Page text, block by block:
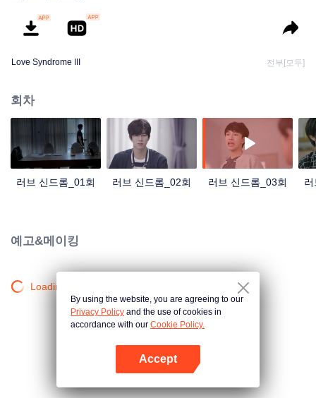
Love Syndrome III 전부[모두]
회차
러브 신드롬_01회 러브 신드롬_02회 러브 신드롬_03회
예고&메이킹
Loading…
By using the website, you are agreeing to our
Privacy Policy and the use of cookies in
accordance with our Cookie Policy.
Accept